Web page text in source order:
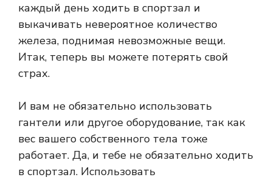
каждый день ходить в спортзал и
выкачивать невероятное количество
железа, поднимая невозможные вещи.
Итак, теперь вы можете потерять свой
страх.
И вам не обязательно использовать
гантели или другое оборудование, так как
вес вашего собственного тела тоже
работает. Да, и тебе не обязательно ходить
в спортзал. Использовать